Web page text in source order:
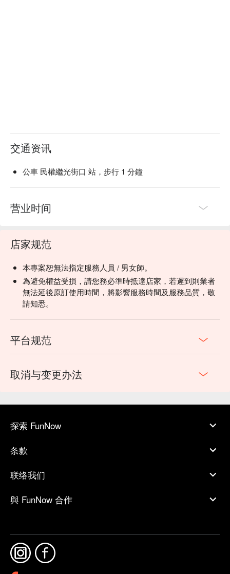
交通资讯
公車 民權繼光街口 站，步行 1 分鐘
营业时间
店家规范
本專案恕無法指定服務人員 / 男女師。
為避免權益受損，請您務必準時抵達店家，若遲到則業者
無法延後原訂使用時間，將影響服務時間及服務品質，敬
請知悉。
平台规范
取消与变更办法
探索 FunNow
条款
联络我们
與 FunNow 合作